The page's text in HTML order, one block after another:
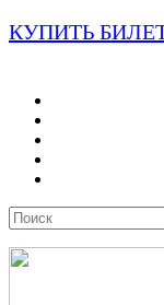
КУПИТЬ